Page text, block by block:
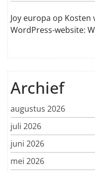
Joy europa op Kosten
WordPress-website:
Archief
augustus 2026
juli 2026
juni 2026
mei 2026